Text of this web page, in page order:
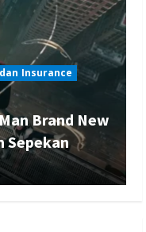
Insurance
Brand New
Sepekan